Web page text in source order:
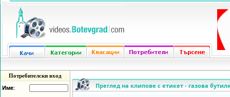
Потребителски вход
Име:
Преглед на клипове с етикет - газова